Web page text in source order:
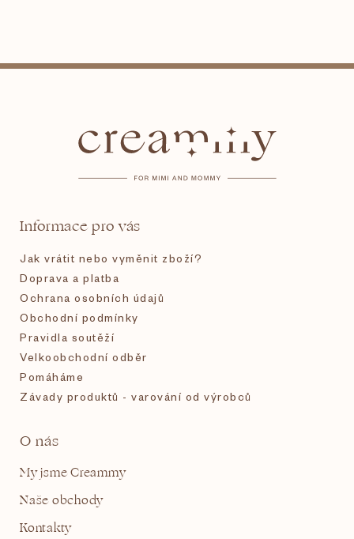
Informace pro vás
Jak vrátit nebo vyměnit zboží?
Doprava a platba
Ochrana osobních údajů
Obchodní podmínky
Pravidla soutěží
Velkoobchodní odběr
Pomáháme
Závady produktů - varování od výrobců
O nás
My jsme Creammy
Naše obchody
Kontakty